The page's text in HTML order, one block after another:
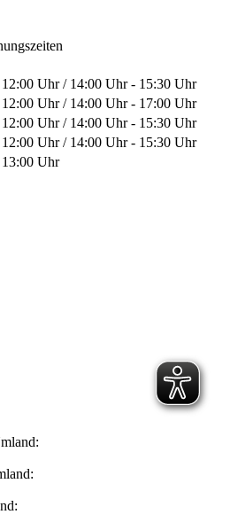
Uhr / 14:00 Uhr - 15:30 Uhr
Uhr / 14:00 Uhr - 17:00 Uhr
Uhr / 14:00 Uhr - 15:30 Uhr
Uhr / 14:00 Uhr - 15:30 Uhr
Uhr